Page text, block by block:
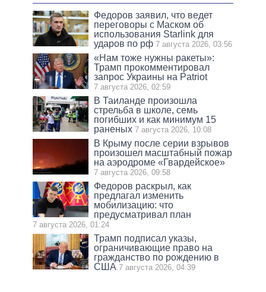
Федоров заявил, что ведет
переговоры с Маском об
использования Starlink для
ударов по рф 7 августа 2026, 03:56
«Нам тоже нужны ракеты»:
Трамп прокомментировал
запрос Украины на Patriot
7 августа 2026, 02:59
В Таиланде произошла
стрельба в школе, семь
погибших и как минимум 15
раненых 7 августа 2026, 10:08
В Крыму после серии взрывов
произошел масштабный пожар
на аэродроме «Гвардейское»
7 августа 2026, 09:58
Федоров раскрыл, как
предлагал изменить
мобилизацию: что
предусматривал план
7 августа 2026, 01:24
Трамп подписал указы,
ограничивающие право на
гражданство по рождению в
США 7 августа 2026, 04:39